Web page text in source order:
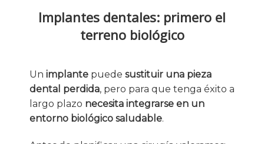
Implantes dentales: primero el
terreno biológico
Un implante puede sustituir una pieza
dental perdida, pero para que tenga éxito a
largo plazo necesita integrarse en un
entorno biológico saludable.